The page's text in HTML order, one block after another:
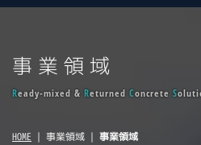
事業領域
Ready-mixed & Returned Concrete S
HOME | 事業領域 | 事業領域